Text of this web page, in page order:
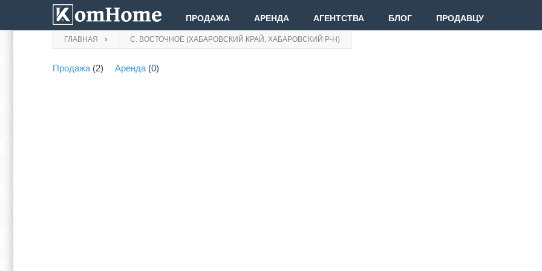
ПРОДАЖА АРЕНДА АГЕНТСТВА БЛОГ ПРОДАВЦУ
ГЛАВНАЯ С. ВОСТОЧНОЕ (ХАБАРОВСКИЙ КРАЙ, ХАБАРОВСКИЙ Р-Н)
Продажа (2) Аренда (0)